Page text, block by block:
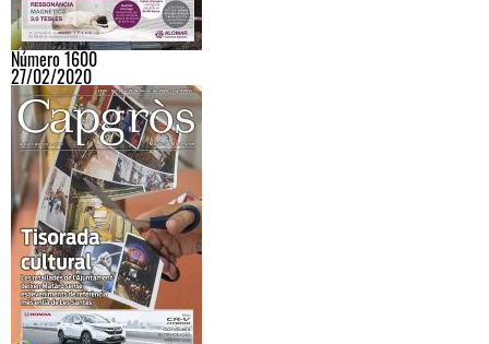
Número 1600
27/02/2020